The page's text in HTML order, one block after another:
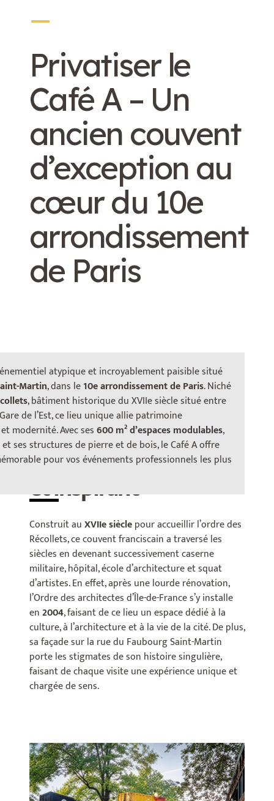
Privatiser le
Café A – Un
ancien couvent
d’exception au
cœur du 10e
arrondissement
de Paris
atypique et incroyablement paisible situé
Martin, dans le10e arrondissement de Paris. Niché
, bâtiment historique du XVIIe siècle situé entre
de l’Est, ce lieu unique allie patrimoine
modernité. Avec ses600 m² d’espaces modulables,
ses structures de pierre et de bois, le Café A offre
pour vos événements professionnels les plus
Un cadre prestigieux
et inspirant
Construit auXVIIe sièclepour accueillir l’ordre des
Récollets, ce couvent franciscain a traversé les
siècles en devenant successivement caserne
militaire, hôpital, école d’architecture et squat
d’artistes. En effet, après une lourde rénovation,
l’Ordre des architectes d’Île-de-France s’y installe
en2004, faisant de ce lieu un espace dédié à la
culture, à l’architecture et à la vie de la cité. De plus,
sa façade sur la rue du Faubourg Saint-Martin
porte les stigmates de son histoire singulière,
faisant de chaque visite une expérience unique et
chargée de sens.